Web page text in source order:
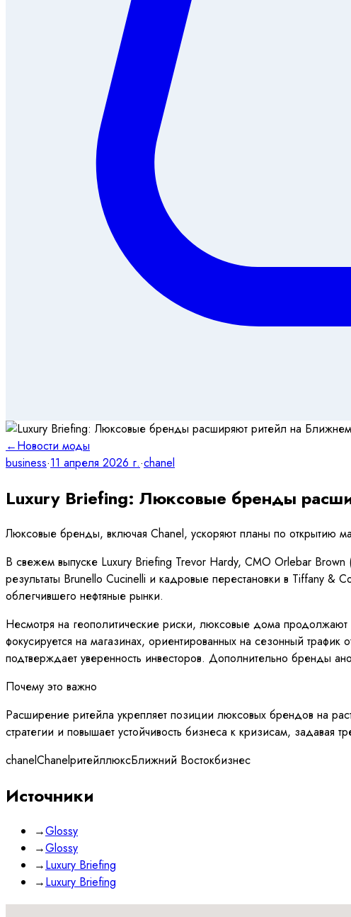
←Новости моды
business·11 апреля 2026 г.·chanel
Luxury Briefing: Люксовые бренды
Люксовые бренды, включая Chanel, ускоряют планы по открытию
В свежем выпуске Luxury Briefing Trevor Hardy, CMO Orlebar
результаты Brunello Cucinelli и кадровые перестановки в Tiffany
облегчившего нефтяные рынки.
Несмотря на геополитические риски, люксовые дома продолжают
фокусируется на магазинах, ориентированных на сезонный
подтверждает уверенность инвесторов. Дополнительно бренды
Почему это важно
Расширение ритейла укрепляет позиции люксовых брендов на
стратегии и повышает устойчивость бизнеса к кризисам, задавая
chanelChanelритейллюксБлижний Востокбизнес
Источники
→Glossy
→Glossy
→Luxury Briefing
→Luxury Briefing